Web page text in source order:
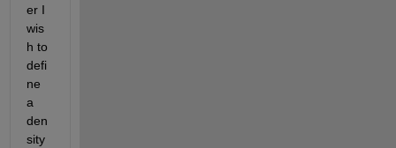
er I
wis
h to
defi
ne
a
den
sity